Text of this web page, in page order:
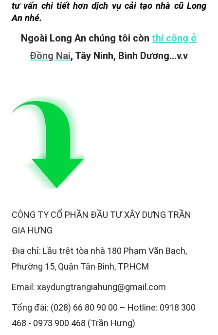
tư vấn chi tiết hơn dịch vụ cải tạo nhà cũ Long
An nhé.
Ngoài Long An chúng tôi còn thi công ở
Đồng Nai, Tây Ninh, Bình Dương...v.v
CÔNG TY CỔ PHẦN ĐẦU TƯ XÂY DỰNG TRẦN
GIA HƯNG
Địa chỉ: Lầu trệt tòa nhà 180 Phạm Văn Bạch,
Phường 15, Quận Tân Bình, TP.HCM
Email: xaydungtrangiahung@gmail.com
Tổng đài: (028) 66 80 90 00 – Hotline: 0918 300
468 - 0973 900 468 (Trần Hưng)